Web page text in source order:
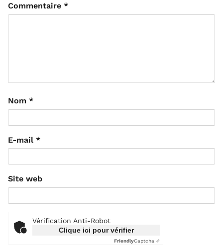
Commentaire *
Nom *
E-mail *
Site web
Vérification Anti-Robot
Clique ici pour vérifier
FriendlyCaptcha ⇗